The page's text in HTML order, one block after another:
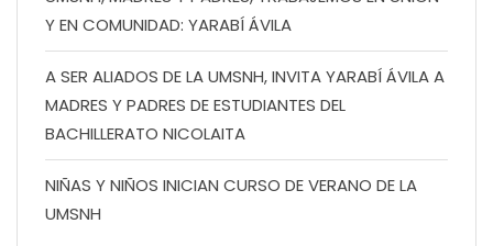
Y EN COMUNIDAD: YARABÍ ÁVILA
A SER ALIADOS DE LA UMSNH, INVITA YARABÍ ÁVILA A
MADRES Y PADRES DE ESTUDIANTES DEL
BACHILLERATO NICOLAITA
NIÑAS Y NIÑOS INICIAN CURSO DE VERANO DE LA
UMSNH